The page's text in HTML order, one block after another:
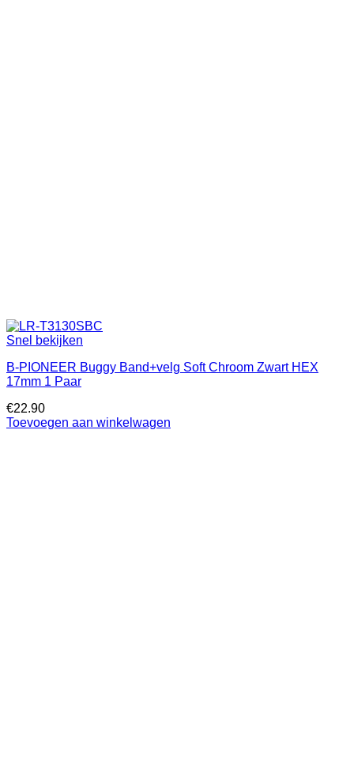
Snel bekijken
B-PIONEER Buggy Band+velg Soft Chroom Zwart HEX
17mm 1 Paar
€22.90
Toevoegen aan winkelwagen